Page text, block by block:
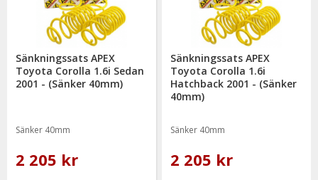
Sänkningssats APEX
Toyota Corolla 1.6i Sedan
2001 - (Sänker 40mm)
Sänker 40mm
2 205 kr
Sänkningssats APEX
Toyota Corolla 1.6i
Hatchback 2001 - (Sänker
40mm)
Sänker 40mm
2 205 kr